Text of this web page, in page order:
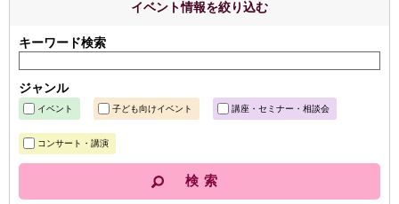
イベント情報を絞り込む
キーワード検索
ジャンル
イベント 子ども向けイベント 講座・セミナー・相談会
コンサート・講演